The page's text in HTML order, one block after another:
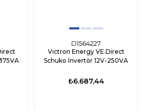
D1564227
Victron Energy VE.Direct
Schuko İnvertör 12V-250VA
₺6.687,44